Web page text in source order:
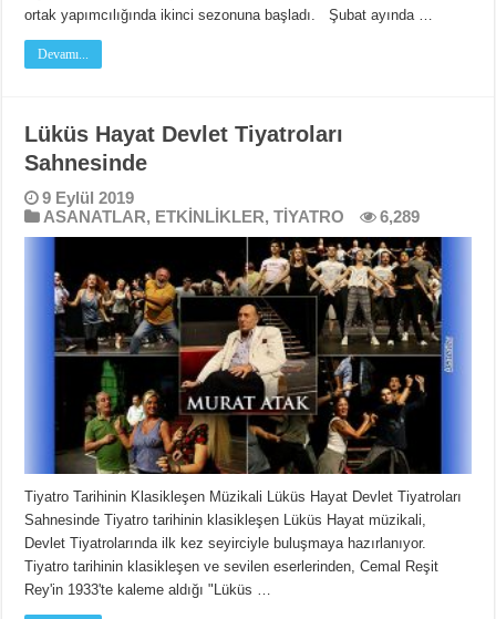
ortak yapımcılığında ikinci sezonuna başladı. Şubat ayında …
Devamı...
Lüküs Hayat Devlet Tiyatroları
Sahnesinde
9 Eylül 2019
ASANATLAR, ETKİNLİKLER,TİYATRO 6,289
Tiyatro Tarihinin Klasikleşen Müzikali Lüküs Hayat Devlet Tiyatroları
Sahnesinde Tiyatro tarihinin klasikleşen Lüküs Hayat müzikali,
Devlet Tiyatrolarında ilk kez seyirciyle buluşmaya hazırlanıyor.
Tiyatro tarihinin klasikleşen ve sevilen eserlerinden, Cemal Reşit
Rey'in 1933'te kaleme aldığı "Lüküs …